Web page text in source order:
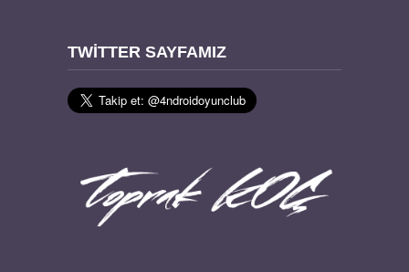
TWITTER SAYFAMIZ